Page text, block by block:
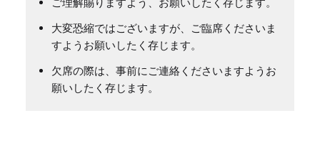
大変恐縮ではございますが、ご臨席くださいま
すようお願いしたく存じます。
欠席の際は、事前にご連絡くださいますようお
願いしたく存じます。